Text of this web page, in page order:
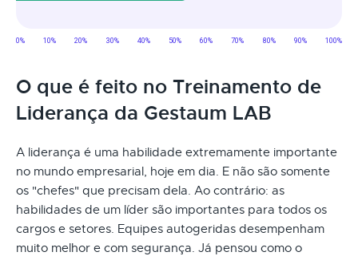
O que é feito no Treinamento de
Liderança da Gestaum LAB
A liderança é uma habilidade extremamente importante
no mundo empresarial, hoje em dia. E não são somente
os "chefes" que precisam dela. Ao contrário: as
habilidades de um líder são importantes para todos os
cargos e setores. Equipes autogeridas desempenham
muito melhor e com segurança. Já pensou como o